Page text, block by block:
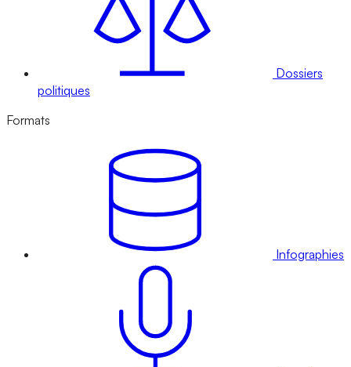
Dossiers
politiques
Formats
Infographies